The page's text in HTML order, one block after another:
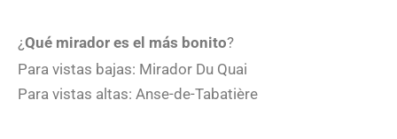
¿Qué mirador es el más bonito?
Para vistas bajas: Mirador Du Quai
Para vistas altas: Anse-de-Tabatière